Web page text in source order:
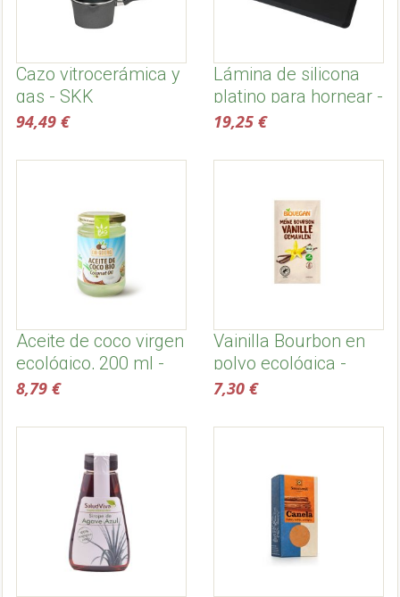
Cazo vitrocerámica y
gas - SKK
94,49 €
Lámina de silicona
platino para hornear -
Lurch
19,25 €
Aceite de coco virgen
ecológico, 200 ml -
Dr. Goerg
8,79 €
Vainilla Bourbon en
polvo ecológica -
Biovegan
7,30 €